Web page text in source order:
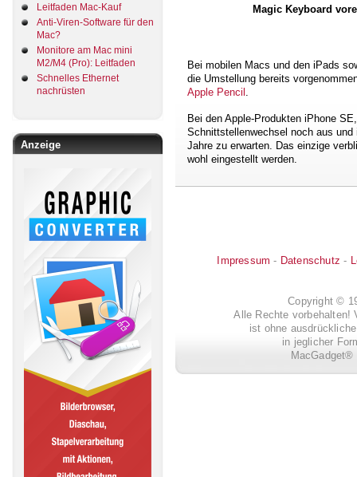
Leitfaden Mac-Kauf
Anti-Viren-Software für den
Mac?
Monitore am Mac mini
M2/M4 (Pro): Leitfaden
Schnelles Ethernet
nachrüsten
Anzeige
Magic Keyboard
Bei mobilen Macs und den iPads
die Umstellung bereits
Apple Pencil
Bei den Apple-Produkten iPhone
Schnittstellenwechsel noch aus
Jahre zu erwarten. Das einzige
wohl eingestellt werden.
Impressum - Datenschutz -
Copyright ©
Alle Rechte vorbehalten!
ist ohne
in jeglicher
MacGadget®